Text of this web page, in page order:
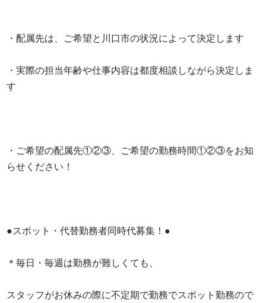
・配属先は、ご希望と川口市の状況によって決定します
・実際の担当年齢や仕事内容は都度相談しながら決定しま
す
・ご希望の配属先①②③、ご希望の勤務時間①②③をお知
らせください！
●スポット・代替勤務者同時代募集！●
＊毎日・毎週は勤務が難しくても、
スタッフがお休みの際に不定期で勤務でスポット勤務ので